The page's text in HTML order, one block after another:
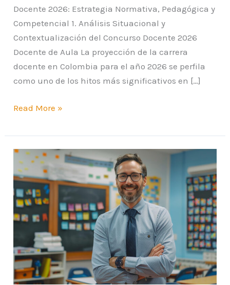
Docente 2026: Estrategia Normativa, Pedagógica y
Competencial 1. Análisis Situacional y
Contextualización del Concurso Docente 2026
Docente de Aula La proyección de la carrera
docente en Colombia para el año 2026 se perfila
como uno de los hitos más significativos en […]
Read More »
Concurso
Docente
2026:
el
filtro
muchos
Rectores
no